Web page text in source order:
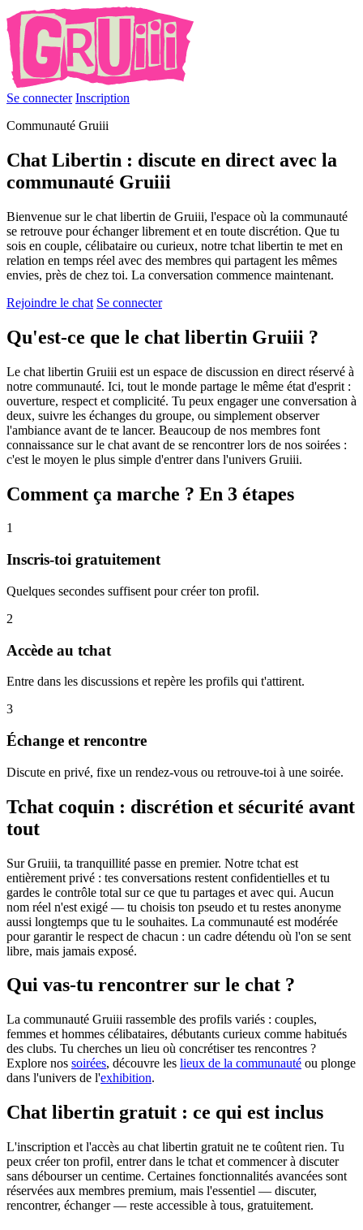
Se connecter Inscription
Communauté Gruiii
Chat Libertin : discute en direct avec la
communauté Gruiii
Bienvenue sur le chat libertin de Gruiii, l'espace où la communauté
se retrouve pour échanger librement et en toute discrétion. Que tu
sois en couple, célibataire ou curieux, notre tchat libertin te met en
relation en temps réel avec des membres qui partagent les mêmes
envies, près de chez toi. La conversation commence maintenant.
Rejoindre le chat Se connecter
Qu'est-ce que le chat libertin Gruiii ?
Le chat libertin Gruiii est un espace de discussion en direct réservé à
notre communauté. Ici, tout le monde partage le même état d'esprit :
ouverture, respect et complicité. Tu peux engager une conversation à
deux, suivre les échanges du groupe, ou simplement observer
l'ambiance avant de te lancer. Beaucoup de nos membres font
connaissance sur le chat avant de se rencontrer lors de nos soirées :
c'est le moyen le plus simple d'entrer dans l'univers Gruiii.
Comment ça marche ? En 3 étapes
1
Inscris-toi gratuitement
Quelques secondes suffisent pour créer ton profil.
2
Accède au tchat
Entre dans les discussions et repère les profils qui t'attirent.
3
Échange et rencontre
Discute en privé, fixe un rendez-vous ou retrouve-toi à une soirée.
Tchat coquin : discrétion et sécurité avant
tout
Sur Gruiii, ta tranquillité passe en premier. Notre tchat est
entièrement privé : tes conversations restent confidentielles et tu
gardes le contrôle total sur ce que tu partages et avec qui. Aucun
nom réel n'est exigé — tu choisis ton pseudo et tu restes anonyme
aussi longtemps que tu le souhaites. La communauté est modérée
pour garantir le respect de chacun : un cadre détendu où l'on se sent
libre, mais jamais exposé.
Qui vas-tu rencontrer sur le chat ?
La communauté Gruiii rassemble des profils variés : couples,
femmes et hommes célibataires, débutants curieux comme habitués
des clubs. Tu cherches un lieu où concrétiser tes rencontres ?
Explore nos soirées, découvre les lieux de la communauté ou plonge
dans l'univers de l'exhibition.
Chat libertin gratuit : ce qui est inclus
L'inscription et l'accès au chat libertin gratuit ne te coûtent rien. Tu
peux créer ton profil, entrer dans le tchat et commencer à discuter
sans débourser un centime. Certaines fonctionnalités avancées sont
réservées aux membres premium, mais l'essentiel — discuter,
rencontrer, échanger — reste accessible à tous, gratuitement.